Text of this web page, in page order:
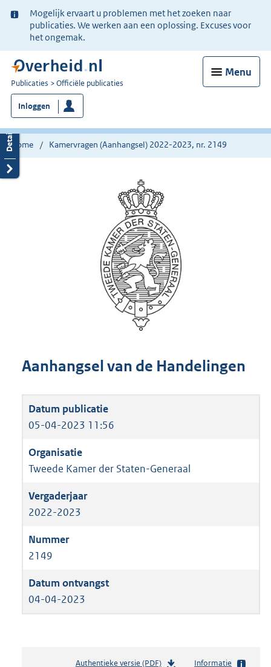
Ter
informatie:
Mogelijk ervaart u problemen met het zoeken naar
publicaties. We werken aan een oplossing. Excuses voor
het ongemak.
Menu
U
bent
nu
hier:
Publicaties Officiële publicaties
Inloggen
Home Kamervragen (Aanhangsel) 2022-2023, nr. 2149
Aanhangsel van de Handelingen
05-04-2023 11:56
Tweede Kamer der Staten-Generaal
2022-2023
2149
04-04-2023
Authentieke versie (PDF)b
Informatie